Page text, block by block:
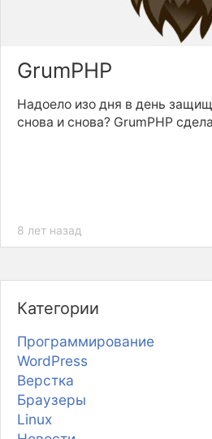
GrumPHP
Надоело изо дня в день
снова и снова? GrumPHP
8 лет назад
Категории
Программирование
WordPress
Верстка
Браузеры
Linux